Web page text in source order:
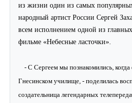
из жизни один из самых
народный артист России Сергей
всем исполнением одной из
фильме «Небесные ласточки».
- С Сергеем мы познакомились,
Гнесинском училище, - поделилась
создательница легендарных